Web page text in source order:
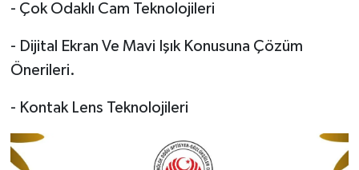
- Çok Odaklı Cam Teknolojileri
- Dijital Ekran Ve Mavi Işık Konusuna Çözüm
Önerileri.
- Kontak Lens Teknolojileri